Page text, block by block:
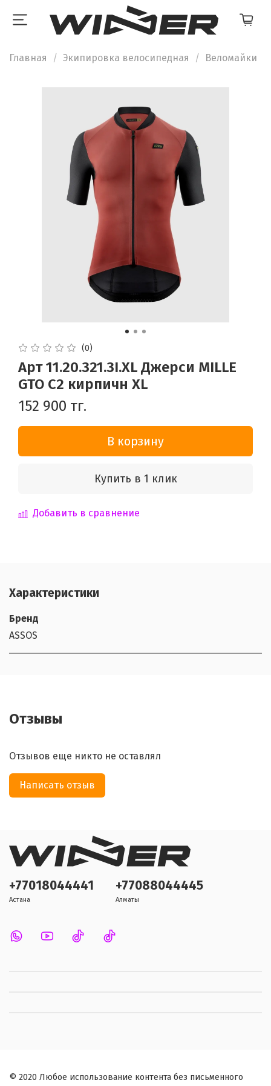
Главная Экипировка велосипедная Веломайки
(0)
Арт 11.20.321.3I.XL Джерси MILLE
GTO C2 кирпичн XL
152 900 тг.
В корзину
Купить в 1 клик
Добавить в сравнение
Характеристики
Бренд
ASSOS
Отзывы
Отзывов еще никто не оставлял
Написать отзыв
+77018044441
Астана
+77088044445
Алматы
© 2020 Любое использование контента без письменного